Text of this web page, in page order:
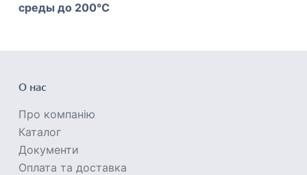
среды до 200°С
О нас
Про компанію
Каталог
Документи
Оплата та доставка